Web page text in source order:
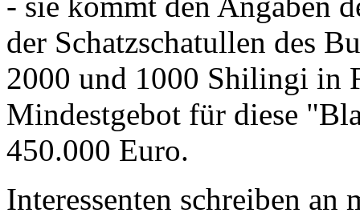
der Schatzschatullen des
2000 und 1000 Shilingi in
Mindestgebot für diese
450.000 Euro.
Interessenten schreiben